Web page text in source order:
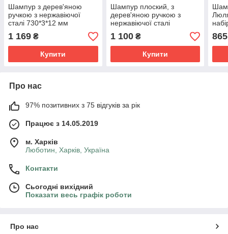
Шампур з дерев'яною
ручкою з нержавіючої
сталі 730*3*12 мм
комплект з 10 шт в чохлі
(сагайдак)
1 169 ₴
Купити
Шампур плоский, з
дерев'яною ручкою з
нержавіючої сталі
750*3*12 мм комплект з 10
шт в чохлі (сагайдак)
1 100₴
Купити
865
Про нас
97% позитивних з 75 відгуків за рік
Працює з 14.05.2019
м. Харків
Люботин, Харків, Україна
Контакти
Сьогодні вихідний
Показати весь графік роботи
Про нас